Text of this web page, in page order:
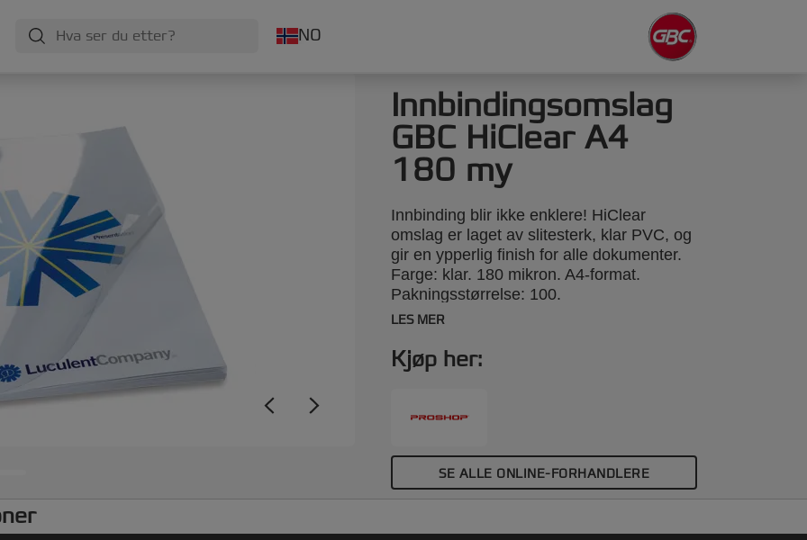
NO
Innbindingsomslag
GBC HiClear A4
180 my
Innbinding blir ikke enklere! HiClear
omslag er laget av slitesterk, klar PVC, og
gir en ypperlig finish for alle dokumenter.
Farge: klar. 180 mikron. A4-format.
Pakningsstørrelse: 100.
LES MER
Kjøp her:
SE ALLE ONLINE-FORHANDLERE